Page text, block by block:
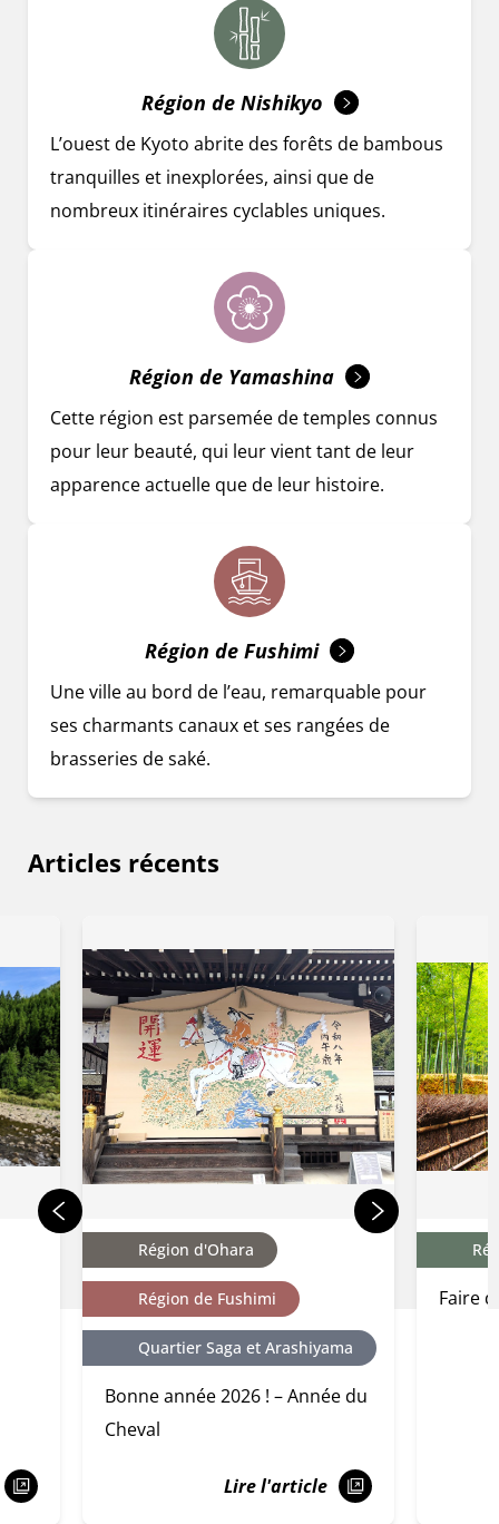
Région de Nishikyo
L’ouest de Kyoto abrite des forêts de bambous
tranquilles et inexplorées, ainsi que de
nombreux itinéraires cyclables uniques.
Région de Yamashina
Cette région est parsemée de temples connus
pour leur beauté, qui leur vient tant de leur
apparence actuelle que de leur histoire.
Région de Fushimi
Une ville au bord de l’eau, remarquable pour
ses charmants canaux et ses rangées de
brasseries de saké.
Articles récents
Région d'Ohara
Région de Fushimi
Quartier Saga et Arashiyama
Bonne année 2026 ! – Année du
Cheval
Lire l'article
Faire